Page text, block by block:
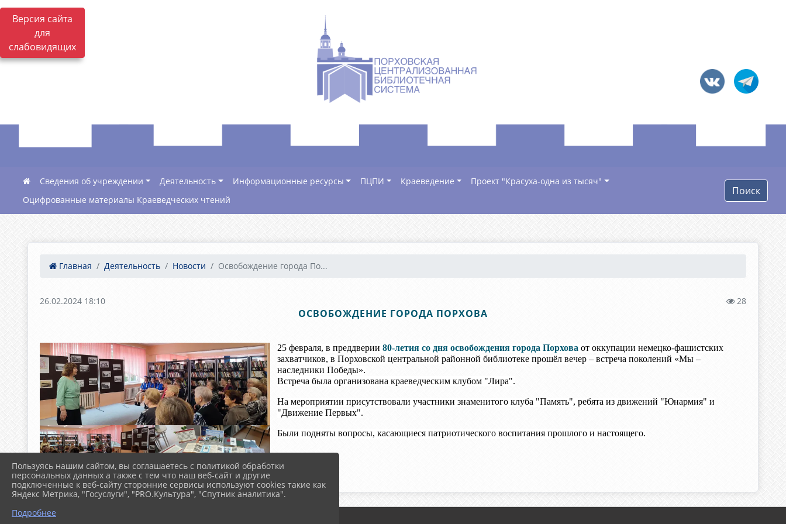
Версия сайта
для
слабовидящих
Сведения об учреждении Деятельность Информационные ресурсы ПЦПИ Краеведение
Проект "Красуха-одна из тысяч"
Оцифрованные материалы Краеведческих чтений
Поиск
Главная Деятельность Новости Освобождение города По...
26.02.2024 18:10 28
ОСВОБОЖДЕНИЕ ГОРОДА ПОРХОВА
25 февраля, в преддверии 80-летия со дня освобождения города Порхова от оккупации немецко-фашистских
захватчиков, в Порховской центральной районной библиотеке прошёл вечер – встреча поколений «Мы –
наследники Победы».
Встреча была организована краеведческим клубом "Лира".
На мероприятии присутствовали участники знаменитого клуба "Память", ребята из движений "Юнармия" и
"Движение Первых".
Были подняты вопросы, касающиеся патриотического воспитания прошлого и настоящего.
Пользуясь нашим сайтом, вы соглашаетесь с политикой обработки
персональных данных а также с тем что наш веб-сайт и другие
подключенные к веб-сайту сторонние сервисы используют cookies такие как
Яндекс Метрика, "Госуслуги", "PRO.Культура", "Спутник аналитика".
Подробнее